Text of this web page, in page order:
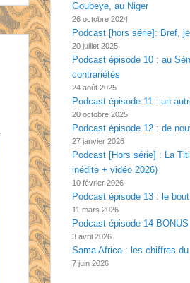
Goubeye, au Niger
26 octobre 2024
Podcast [hors série]: Bref,
20 juillet 2025
Podcast épisode 10 : au
contrariétés
24 août 2025
Podcast épisode 11 : un
20 octobre 2025
Podcast épisode 12 : de
27 janvier 2026
Podcast [Hors série] : La
inédite + vidéo 2026)
10 février 2026
Podcast épisode 13 : le
11 mars 2026
Podcast épisode 14
3 avril 2026
Sama Africa : les chiffres
7 juin 2026